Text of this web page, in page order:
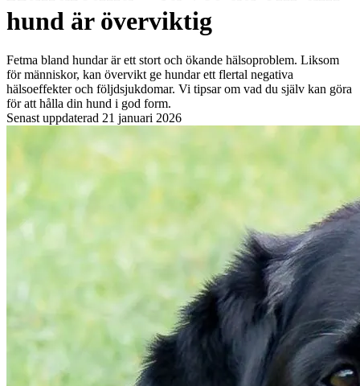
hund är överviktig
Fetma bland hundar är ett stort och ökande hälsoproblem. Liksom
för människor, kan övervikt ge hundar ett flertal negativa
hälsoeffekter och följdsjukdomar. Vi tipsar om vad du själv kan göra
för att hålla din hund i god form.
Senast uppdaterad 21 januari 2026